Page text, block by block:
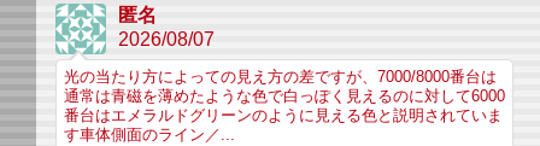
匿名
2026/08/07
光の当たり方によっての見え方の差ですが、7000/8000番台は
通常は青磁を薄めたような色で白っぽく見えるのに対して6000
番台はエメラルドグリーンのように見える色と説明されていま
す車体側面のライン／...